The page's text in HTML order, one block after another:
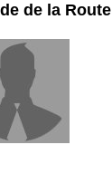
de la Route